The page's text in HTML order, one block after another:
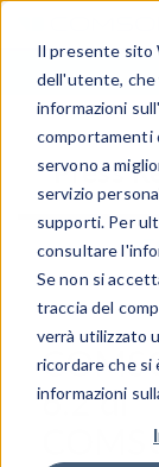
Il presente sito
dell'utente, che
informazioni
comportamenti
servono a
servizio
supporti. Per
consultare
Se non si
traccia del
verrà utilizzato
ricordare che
informazioni
Press
6.2 di